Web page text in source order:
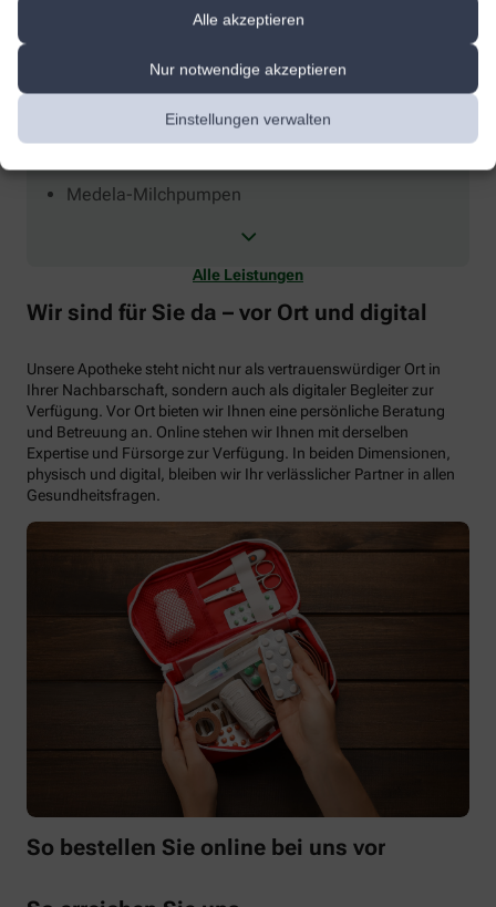
Alle akzeptieren
Nur notwendige akzeptieren
Einstellungen verwalten
Unsere Leistungen
Verleih
Medela-Milchpumpen
Alle Leistungen
Wir sind für Sie da – vor Ort und digital
Unsere Apotheke steht nicht nur als vertrauenswürdiger Ort in
Ihrer Nachbarschaft, sondern auch als digitaler Begleiter zur
Verfügung. Vor Ort bieten wir Ihnen eine persönliche Beratung
und Betreuung an. Online stehen wir Ihnen mit derselben
Expertise und Fürsorge zur Verfügung. In beiden Dimensionen,
physisch und digital, bleiben wir Ihr verlässlicher Partner in allen
Gesundheitsfragen.
So bestellen Sie online bei uns vor